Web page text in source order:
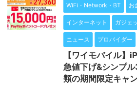
WiFi・Network・BT お
インターネット ガジェ
ニュース プロバイダー
【ワイモバイル】
急値下げ&シンプ
類の期間限定キャ